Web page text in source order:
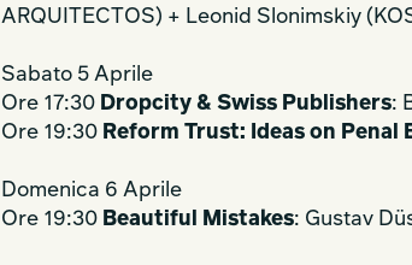
ARQUITECTOS) + Leonid Slonimskiy
Sabato 5 Aprile
Ore 17:30 Dropcity & Swiss Publishers:
Ore 19:30 Reform Trust: Ideas on Penal
Domenica 6 Aprile
Ore 19:30 Beautiful Mistakes: Gustav